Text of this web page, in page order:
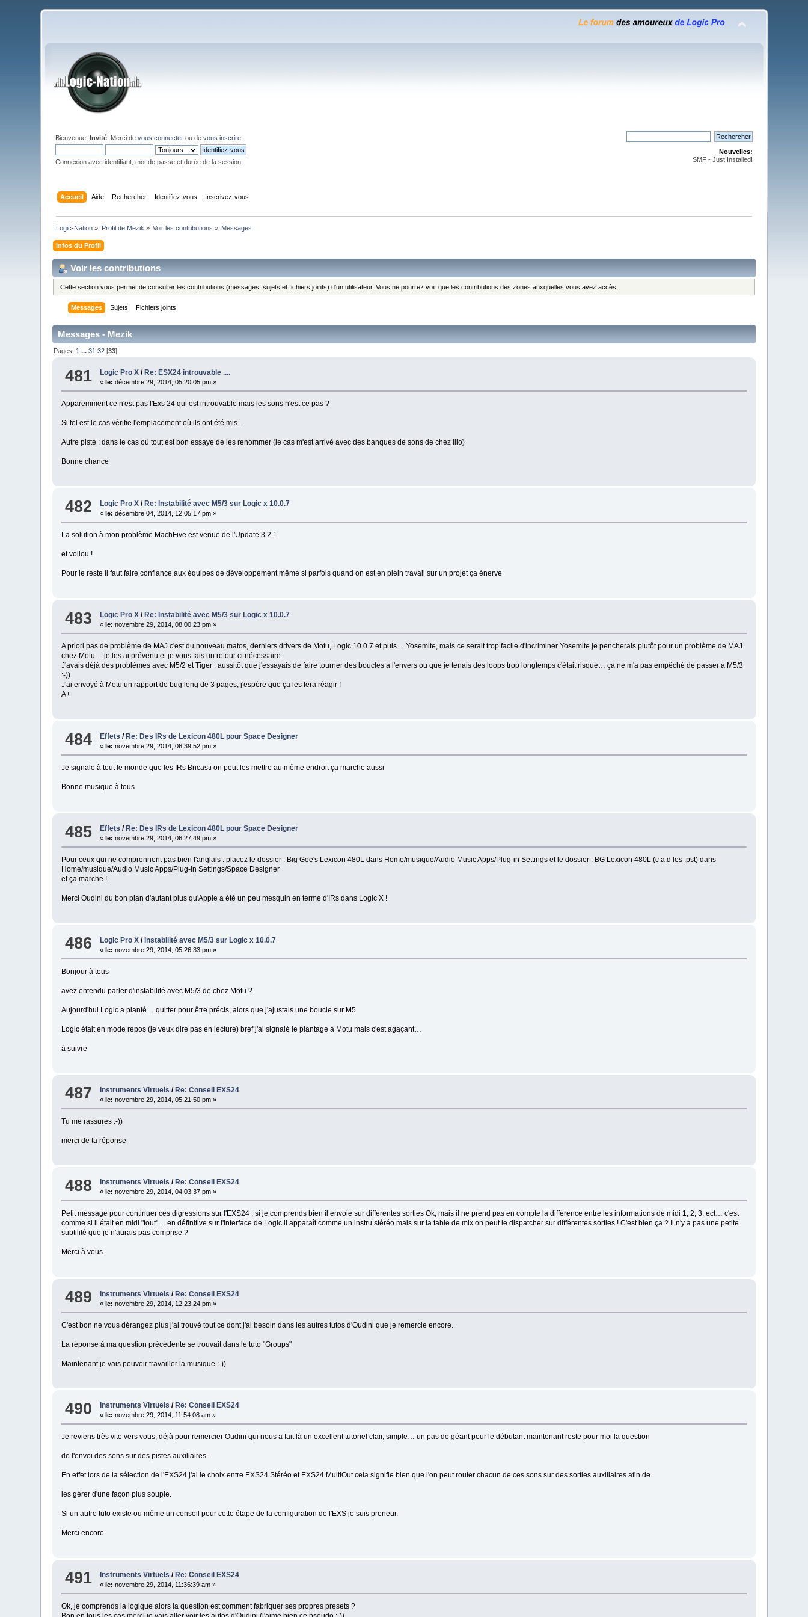
Bienvenue,Invité . Merci devous connecter ou devous inscrire
Connexion avec identifiant, mot de passe et durée de la session
Nouvelles:
SMF - Just Installed!
Accueil Aide Rechercher Identifiez-vous Inscrivez-vous
Logic-Nation » Profil de Mezik » Voir les contributions » Messages
Infos du Profil
Voir les contributions
Cette section vous permet de consulter les contributions (messages, sujets et fichiers joints) d'un utilisateur. Vous ne pourrez voir que les contributions des zones auxquelles vous avez accès.
Messages Sujets Fichiers joints
Messages - Mezik
Pages: 1 ...31 32 [33]
481 Logic Pro X / Re: ESX24 introuvable ....
«le: décembre 29, 2014, 05:20:05 pm »
Apparemment ce n'est pas l'Exs 24 qui est introuvable mais les sons n'est ce pas ?
Si tel est le cas vérifie l'emplacement où ils ont été mis…
Autre piste : dans le cas où tout est bon essaye de les renommer (le cas m'est arrivé avec des banques de sons de chez Ilio)
Bonne chance
482 Logic Pro X /Re: Instabilité avec M5/3 sur Logic x 10.0.7
«le: décembre 04, 2014, 12:05:17 pm »
La solution à mon problème MachFive est venue de l'Update 3.2.1
et voilou !
Pour le reste il faut faire confiance aux équipes de développement même si parfois quand on est en plein travail sur un projet ça énerve
483 Logic Pro X / Re: Instabilité avec M5/3 sur Logic x 10.0.7
«le: novembre 29, 2014, 08:00:23 pm »
A priori pas de problème de MAJ c'est du nouveau matos, derniers drivers de Motu, Logic 10.0.7 et puis… Yosemite, mais ce serait trop facile d'incriminer Yosemite je pencherais plutôt pour un problème de MAJ
chez Motu… je les ai prévenu et je vous fais un retour ci nécessaire
J'avais déjà des problèmes avec M5/2 et Tiger : aussitôt que j'essayais de faire tourner des boucles à l'envers ou que je tenais des loops trop longtemps c'était risqué… ça ne m'a pas empêché de passer à M5/3
:-))
J'ai envoyé à Motu un rapport de bug long de 3 pages, j'espère que ça les fera réagir !
A+
484 Effets /Re: Des IRs de Lexicon 480L pour Space Designer
«le: novembre 29, 2014, 06:39:52 pm »
Je signale à tout le monde que les IRs Bricasti on peut les mettre au même endroit ça marche aussi
Bonne musique à tous
485 Effets / Re: Des IRs de Lexicon 480L pour Space Designer
«le: novembre 29, 2014, 06:27:49 pm »
Pour ceux qui ne comprennent pas bien l'anglais : placez le dossier : Big Gee's Lexicon 480L dans Home/musique/Audio Music Apps/Plug-in Settings et le dossier : BG Lexicon 480L (c.a.d les .pst) dans
Home/musique/Audio Music Apps/Plug-in Settings/Space Designer
et ça marche !
Merci Oudini du bon plan d'autant plus qu'Apple a été un peu mesquin en terme d'IRs dans Logic X !
486 Logic Pro X /Instabilité avec M5/3 sur Logic x 10.0.7
«le: novembre 29, 2014, 05:26:33 pm »
Bonjour à tous
avez entendu parler d'instabilité avec M5/3 de chez Motu ?
Aujourd'hui Logic a planté… quitter pour être précis, alors que j'ajustais une boucle sur M5
Logic était en mode repos (je veux dire pas en lecture) bref j'ai signalé le plantage à Motu mais c'est agaçant…
à suivre
487 Instruments Virtuels / Re: Conseil EXS24
«le: novembre 29, 2014, 05:21:50 pm »
Tu me rassures :-))
merci de ta réponse
488 Instruments Virtuels / Re: Conseil EXS24
« le: novembre 29, 2014, 04:03:37 pm »
Petit message pour continuer ces digressions sur l'EXS24 : si je comprends bien il envoie sur différentes sorties Ok, mais il ne prend pas en compte la différence entre les informations de midi 1, 2, 3, ect… c'est
comme si il était en midi "tout"… en définitive sur l'interface de Logic il apparaît comme un instru stéréo mais sur la table de mix on peut le dispatcher sur différentes sorties ! C'est bien ça ? Il n'y a pas une petite
subtilité que je n'aurais pas comprise ?
Merci à vous
489 Instruments Virtuels / Re: Conseil EXS24
«le: novembre 29, 2014, 12:23:24 pm »
C'est bon ne vous dérangez plus j'ai trouvé tout ce dont j'ai besoin dans les autres tutos d'Oudini que je remercie encore.
La réponse à ma question précédente se trouvait dans le tuto "Groups"
Maintenant je vais pouvoir travailler la musique :-))
490 Instruments Virtuels / Re: Conseil EXS24
« le: novembre 29, 2014, 11:54:08 am »
Je reviens très vite vers vous, déjà pour remercier Oudini qui nous a fait là un excellent tutoriel clair, simple… un pas de géant pour le débutant maintenant reste pour moi la question
de l'envoi des sons sur des pistes auxiliaires.
En effet lors de la sélection de l'EXS24 j'ai le choix entre EXS24 Stéréo et EXS24 MultiOut cela signifie bien que l'on peut router chacun de ces sons sur des sorties auxiliaires afin de
les gérer d'une façon plus souple.
Si un autre tuto existe ou même un conseil pour cette étape de la configuration de l'EXS je suis preneur.
Merci encore
491 Instruments Virtuels /Re: Conseil EXS24
«le: novembre 29, 2014, 11:36:39 am »
Ok, je comprends la logique alors la question est comment fabriquer ses propres presets ?